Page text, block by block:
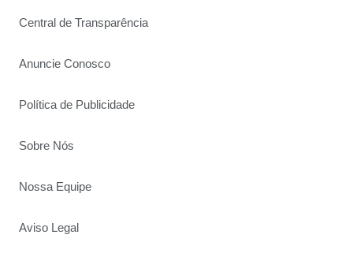
Central de Transparência
Anuncie Conosco
Política de Publicidade
Sobre Nós
Nossa Equipe
Aviso Legal